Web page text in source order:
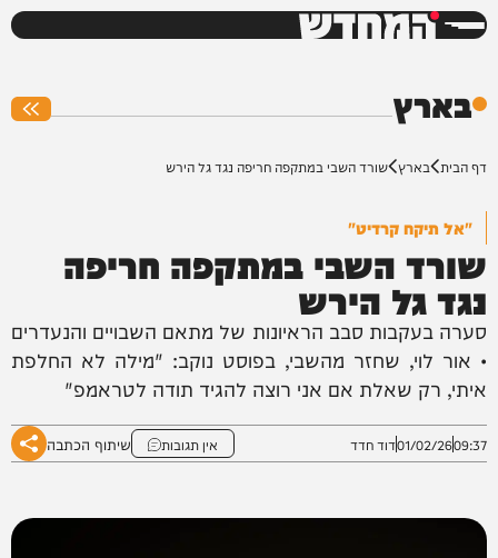
המחדש
בארץ
דף הבית בארץ שורד השבי במתקפה חריפה נגד גל הירש
"אל תיקח קרדיט"
שורד השבי במתקפה חריפה
נגד גל הירש
סערה בעקבות סבב הראיונות של מתאם השבויים והנעדרים
• אור לוי, שחזר מהשבי, בפוסט נוקב: "מילה לא החלפת
איתי, רק שאלת אם אני רוצה להגיד תודה לטראמפ"
09:37
01/02/26דוד חדד אין תגובות שיתוף הכתבה